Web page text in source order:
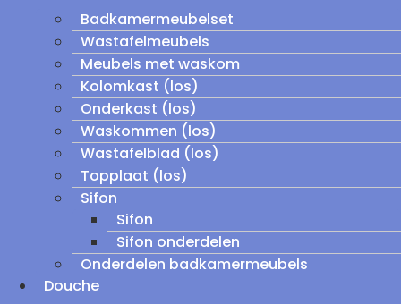
Badkamermeubelset
Wastafelmeubels
Meubels met waskom
Kolomkast (los)
Onderkast (los)
Waskommen (los)
Wastafelblad (los)
Topplaat (los)
Sifon
Sifon
Sifon onderdelen
Onderdelen badkamermeubels
Douche